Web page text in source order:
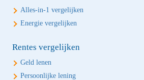
Alles-in-1 vergelijken
Energie vergelijken
Rentes vergelijken
Geld lenen
Persoonlijke lening